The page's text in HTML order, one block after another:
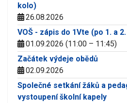
kolo)
26.08.2026
VOŠ - zápis do 1Vte (po 1. a
01.09.2026 (11:00 – 11:45)
Začátek výdeje obědů
02.09.2026
Společné setkání žáků a
vystoupení školní kapely